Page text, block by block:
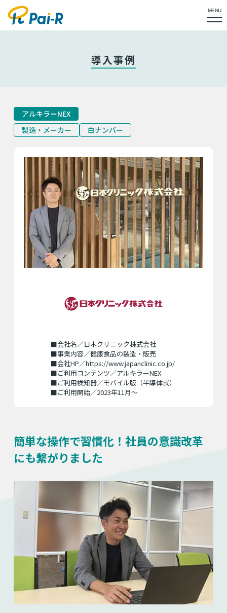
MENU
導入事例
アルキラーNEX
製造・メーカー
白ナンバー
■会社名／日本クリニック株式会社
■事業内容／健康食品の製造・販売
■会社HP／https://www.japanclinic.co.jp/
■ご利用コンテンツ／アルキラーNEX
■ご利用検知器／モバイル版（半導体式）
■ご利用開始／2023年11月～
簡単な操作で習慣化！社員の意識改革
にも繋がりました